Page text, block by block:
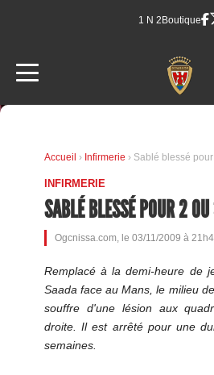
1 N 2 Boutique
Accueil › Infirmerie › Sablé blessé
INFIRMERIE
SABLÉ BLESSÉ POUR 2
Ogcnissa.com, le 03/11/2009 à
Remplacé à la demi-heure de
Saada face au Mans, le milieu
souffre d'une lésion aux
droite. Il est arrêté pour une
semaines.